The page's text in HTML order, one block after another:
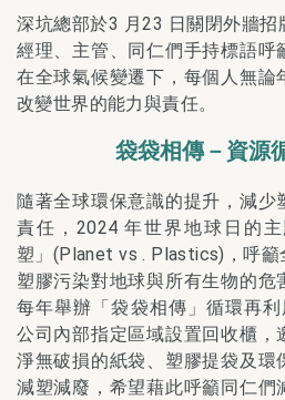
深坑總部於3 月23 日關閉外牆
經理、主管、同仁們手持標語呼
在全球氣候變遷下，每個人無論
改變世界的能力與責任。
袋袋相傳－資源
隨著全球環保意識的提升，減少
責任，2024 年世界地球日的
塑」(Planet vs . Plastics)，呼
塑膠污染對地球與所有生物的危
每年舉辦「袋袋相傳」循環再
公司內部指定區域設置回收櫃，
淨無破損的紙袋、塑膠提袋及環
減塑減廢，希望藉此呼籲同仁們